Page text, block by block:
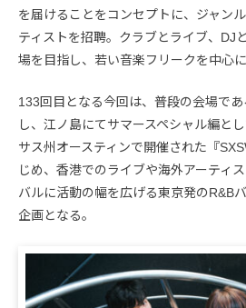
を届けることをコンセプトに、ジャン
ティストを招聘。クラブとライブ、DJ
場を目指し、若い音楽フリークを中心
133回目となる今回は、普段の会場で
し、江ノ島にてサマースペシャル編と
サス州オースティンで開催された『
じめ、香港でのライブや海外アーティ
バルに活動の幅を広げる東京発のR&B
企画となる。